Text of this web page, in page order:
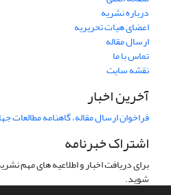
درباره نشریه
اعضای هیات تحریریه
ارسال مقاله
تماس با ما
نقشه سایت
آخرین اخبار
فراخوان ارسال مقاله، گاهنامه مطالعات
اشتراک خبرنامه
برای دریافت اخبار و اطلاعیه های مهم
شوید.